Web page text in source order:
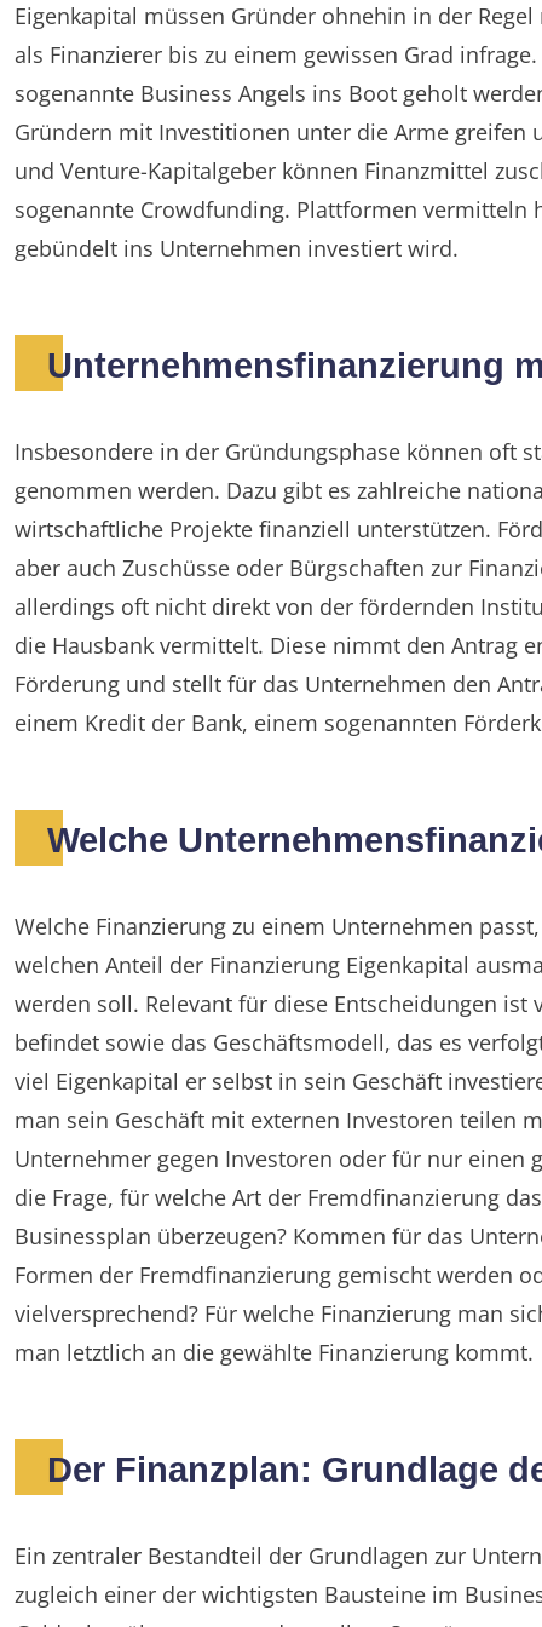
Eigenkapital müssen Gründer ohnehin in der
als Finanzierer bis zu einem gewissen Grad
sogenannte Business Angels ins Boot geholt
Gründern mit Investitionen unter die Arme greifen
und Venture-Kapitalgeber können Finanzmittel
sogenannte Crowdfunding. Plattformen
gebündelt ins Unternehmen investiert wird.
Unternehmensfinanzierung
Insbesondere in der Gründungsphase können oft
genommen werden. Dazu gibt es zahlreiche
wirtschaftliche Projekte finanziell unterstützen.
aber auch Zuschüsse oder Bürgschaften zur
allerdings oft nicht direkt von der fördernden
die Hausbank vermittelt. Diese nimmt den Antrag
Förderung und stellt für das Unternehmen den
einem Kredit der Bank, einem sogenannten
Welche
Welche Finanzierung zu einem Unternehmen
welchen Anteil der Finanzierung Eigenkapital
werden soll. Relevant für diese Entscheidungen
befindet sowie das Geschäftsmodell, das es
viel Eigenkapital er selbst in sein Geschäft
man sein Geschäft mit externen Investoren teilen
Unternehmer gegen Investoren oder für nur einen
die Frage, für welche Art der Fremdfinanzierung
Businessplan überzeugen? Kommen für das
Formen der Fremdfinanzierung gemischt werden
vielversprechend? Für welche Finanzierung man
man letztlich an die gewählte Finanzierung kommt.
Der Finanzplan: Grundlage
Ein zentraler Bestandteil der Grundlagen zur
zugleich einer der wichtigsten Bausteine im